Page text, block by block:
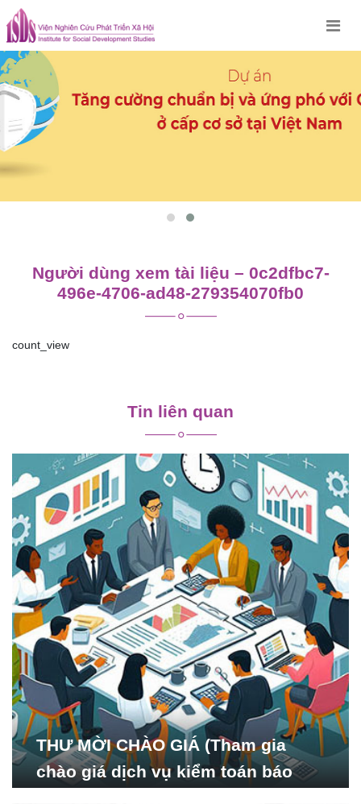
Skip
to
content
Người dùng xem tài liệu – 0c2dfbc7-
496e-4706-ad48-279354070fb0
count_view
viết
Tin liên quan
THƯ MỜI CHÀO GIÁ (Tham gia
chào giá dịch vụ kiểm toán báo